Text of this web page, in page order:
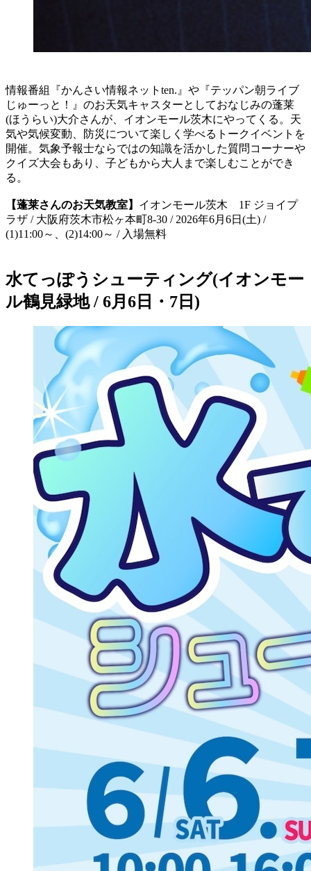
情報番組『かんさい情報ネットten.』や『テッパン朝ライブ
じゅーっと！』のお天気キャスターとしておなじみの蓬莱
(ほうらい)大介さんが、イオンモール茨木にやってくる。天
気や気候変動、防災について楽しく学べるトークイベントを
開催。気象予報士ならではの知識を活かした質問コーナーや
クイズ大会もあり、子どもから大人まで楽しむことができ
る。
【蓬莱さんのお天気教室】 イオンモール茨木 1F ジョイプ
ラザ / 大阪府茨木市松ヶ本町8-30 / 2026年6月6日(土) /
(1)11:00～、(2)14:00～ / 入場無料
水てっぽうシューティング(イオンモー
ル鶴見緑地 / 6月6日・7日)